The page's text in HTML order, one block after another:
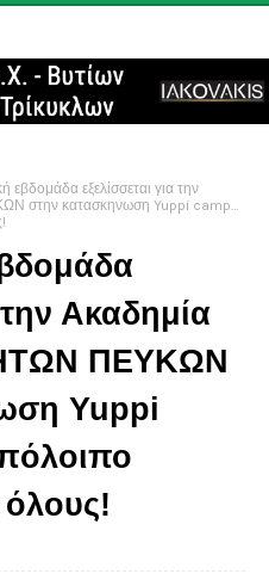
εβδομάδα εξελίσσεται για την
στην κατασκηνωση Yuppi camp…
την Ακαδημία
ΠΕΥΚΩΝ
Yuppi
όλους!